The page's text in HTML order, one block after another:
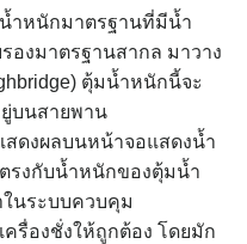
ำหนักมาตรฐานที่มีน้ำ
องมาตรฐานสากล มาวาง
ตุ้มน้ำหนักนี้จะ
บนสายพาน
ดงผลบนหน้าจอแสดงน้ำ
รงกับน้ำหนักของตุ้มน้ำ
นระบบควบคุม
รื่องชั่งให้ถูกต้อง โดยมัก